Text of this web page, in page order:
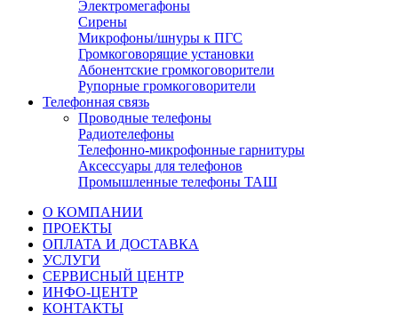
Электромегафоны
Сирены
Микрофоны/шнуры к ПГС
Громкоговорящие установки
Абонентские громкоговорители
Рупорные громкоговорители
Телефонная связь
Проводные телефоны
Радиотелефоны
Телефонно-микрофонные гарнитуры
Аксессуары для телефонов
Промышленные телефоны ТАШ
О КОМПАНИИ
ПРОЕКТЫ
ОПЛАТА И ДОСТАВКА
УСЛУГИ
СЕРВИСНЫЙ ЦЕНТР
ИНФО-ЦЕНТР
КОНТАКТЫ